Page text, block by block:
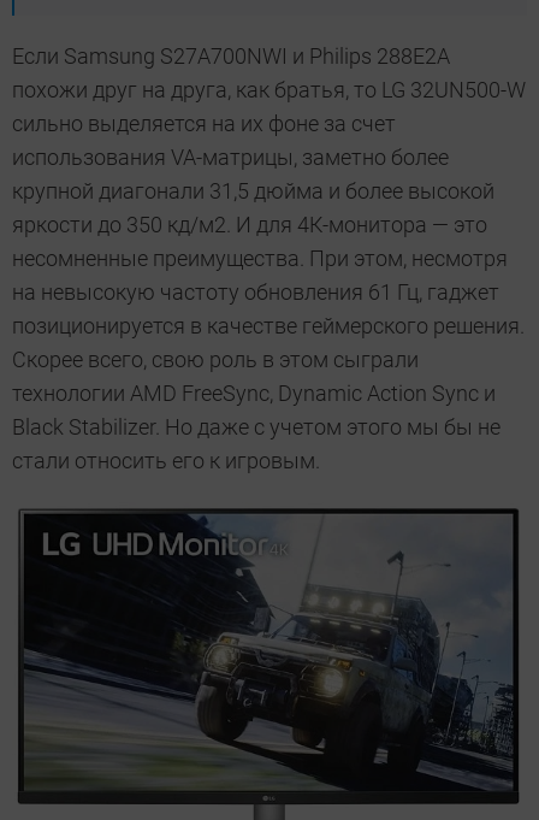
Если Samsung S27A700NWI и Philips 288E2A
похожи друг на друга, как братья, то LG 32UN500-W
сильно выделяется на их фоне за счет
использования VA-матрицы, заметно более
крупной диагонали 31,5 дюйма и более высокой
яркости до 350 кд/м2. И для 4К-монитора — это
несомненные преимущества. При этом, несмотря
на невысокую частоту обновления 61 Гц, гаджет
позиционируется в качестве геймерского решения.
Скорее всего, свою роль в этом сыграли
технологии AMD FreeSync, Dynamic Action Sync и
Black Stabilizer. Но даже с учетом этого мы бы не
стали относить его к игровым.